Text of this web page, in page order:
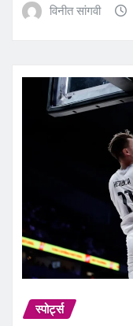
विनीत सांगवी
स्पोर्ट्स